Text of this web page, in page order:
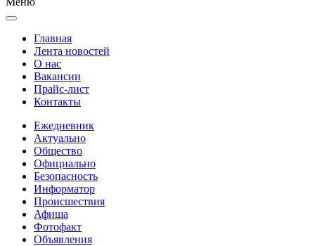
Главная
Лента новостей
О нас
Вакансии
Прайс-лист
Контакты
Ежедневник
Актуально
Общество
Официально
Безопасность
Информатор
Происшествия
Афиша
Фотофакт
Объявления